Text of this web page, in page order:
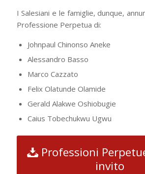
I Salesiani e le famiglie, dunque,
Professione Perpetua di:
Johnpaul Chinonso Aneke
Alessandro Basso
Marco Cazzato
Felix Olatunde Olamide
Gerald Alakwe Oshiobugie
Caius Tobechukwu Ugwu
Professioni
invito